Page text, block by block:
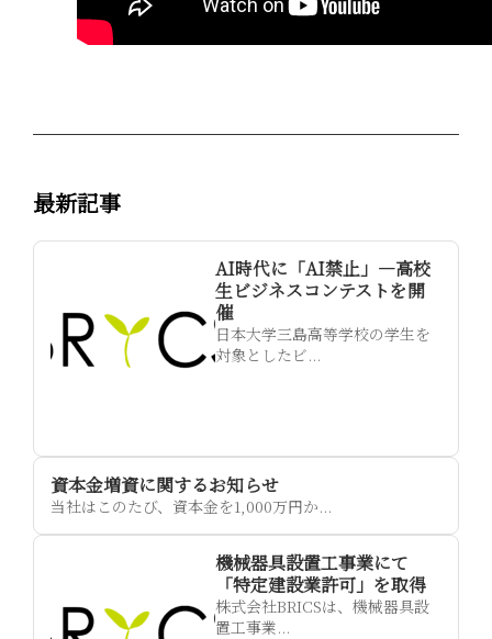
最新記事
AI時代に「AI禁止」—高校
生ビジネスコンテストを開
催
日本大学三島高等学校の学生を
対象としたビ...
資本金増資に関するお知らせ
当社はこのたび、資本金を1,000万円か...
機械器具設置工事業にて
「特定建設業許可」を取得
株式会社BRICSは、機械器具設
置工事業...